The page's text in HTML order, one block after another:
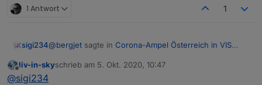
1 Antwort 1
sigi234@bergjet sagte in Corona-Ampel Österreich in VIS
Offline
liv-in-skyschrieb am 5. Okt. 2020, 10:47
zuletzt editiert von
@sigi234